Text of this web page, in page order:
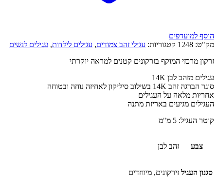
הוסף למועדפים
מק"ט: 1248 קטגוריות: עגילי זהב צמודים, עגילים לילדות, עגילים לנשים
זרקון מרכזי המוקף בזרקונים קטנים למראה יוקרתי
עגילים מזהב לבן 14K
סוגר הברגה זהב 14K בשילוב סיליקון לאחיזה נוחה ובטוחה
אחריות מלאה על העגילים
העגילים מגיעים באריזת מתנה
קוטר העגיל: 5 מ"מ
צבע זהב לבן
סגנון העגיל זירקונים, מיוחדים